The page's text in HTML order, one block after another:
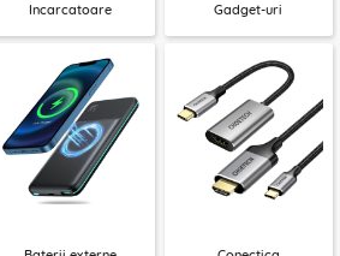
Incarcatoare Gadget-uri